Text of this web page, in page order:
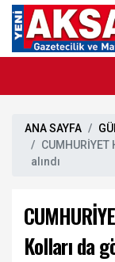
ANA SAYFA
alındı
Kolları da